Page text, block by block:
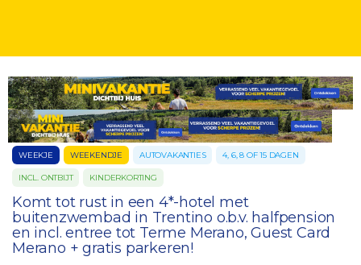
WEEKJE WEEKENDJE AUTOVAKANTIES 4, 6, 8 OF 15 DAGEN
INCL. ONTBIJT KINDERKORTING
Komt tot rust in een 4*-hotel met
buitenzwembad in Trentino o.b.v. halfpension
en incl. entree tot Terme Merano, Guest Card
Merano + gratis parkeren!